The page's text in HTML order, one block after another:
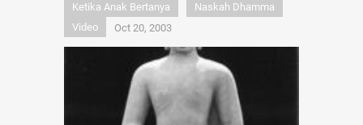
Ketika Anak Bertanya
Naskah Dhamma
Video
Oct 20, 2003